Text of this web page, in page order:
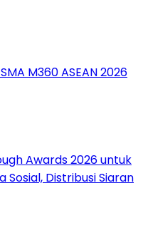
M360 ASEAN 2026
Awards 2026 untuk
Sosial, Distribusi Siaran